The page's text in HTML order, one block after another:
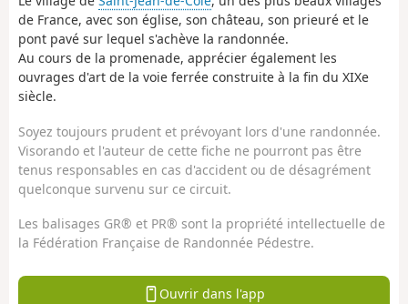
de France, avec son église, son château, son prieuré et le
pont pavé sur lequel s'achève la randonnée.
Au cours de la promenade, apprécier également les
ouvrages d'art de la voie ferrée construite à la fin du XIXe
siècle.
Soyez toujours prudent et prévoyant lors d'une randonnée.
Visorando et l'auteur de cette fiche ne pourront pas être
tenus responsables en cas d'accident ou de désagrément
quelconque survenu sur ce circuit.
Les balisages GR® et PR® sont la propriété intellectuelle de
la Fédération Française de Randonnée Pédestre.
Ouvrir dans l'app